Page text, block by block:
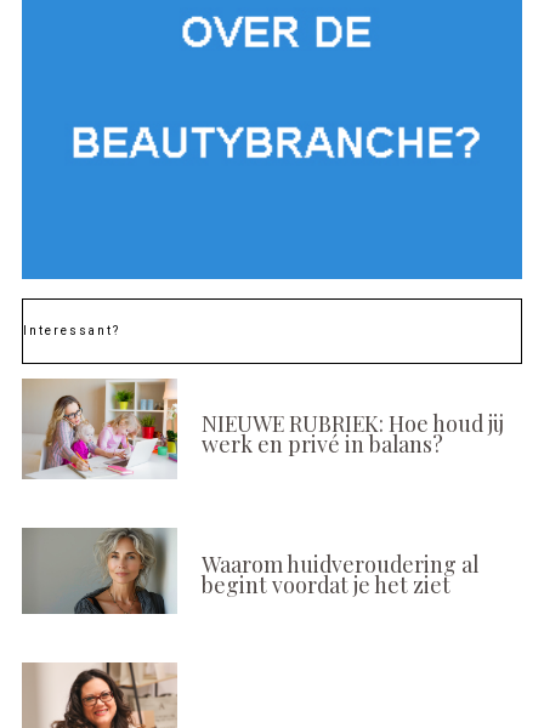
Interessant?
NIEUWE RUBRIEK: Hoe houd jij
werk en privé in balans?
Waarom huidveroudering al
begint voordat je het ziet